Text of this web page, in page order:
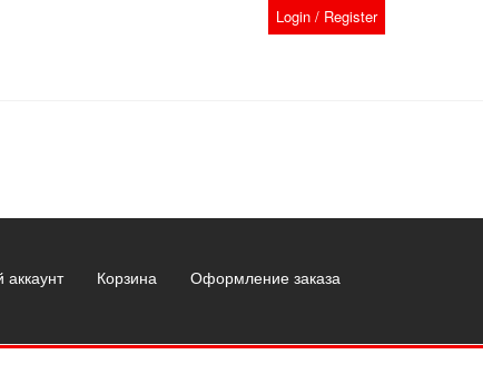
Login / Register
аккаунт Корзина
Оформление заказа